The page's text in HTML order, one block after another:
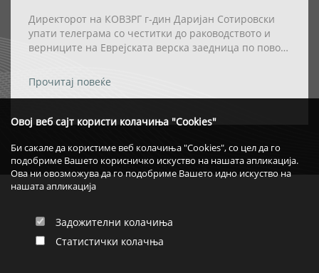
Овој веб сајт користи колачиња "Cookies"
Би сакале да користиме веб колачиња "Cookies", со цел да го
подобриме Вашето корисничко искуство на нашата апликација.
Ова ни овозможува да го подобриме Вашето идно искуство на
нашата апликација
Задожителни колачиња
Статистички колачња
Директорот на КОВЗРГ г-дин Даријан Сотировски
упати телеграма со честитки до раководството и
верниците на Еврејската верска заедница по повод
Прочитај повеќе